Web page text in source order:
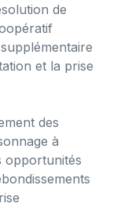
de
et la prise
des
à
opportunités